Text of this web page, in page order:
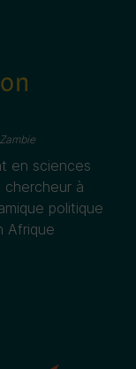
en sciences
chercheur à
politique
Afrique